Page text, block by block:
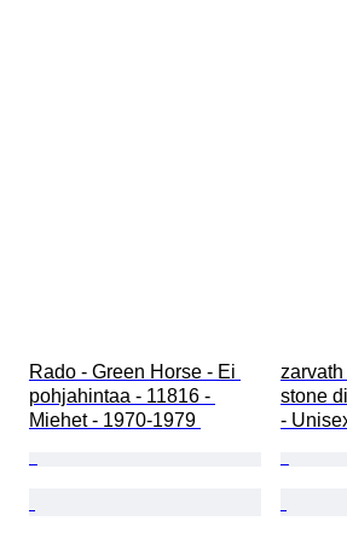
Rado - Green Horse - Ei
pohjahintaa - 11816 -
Miehet - 1970-1979
stone
-